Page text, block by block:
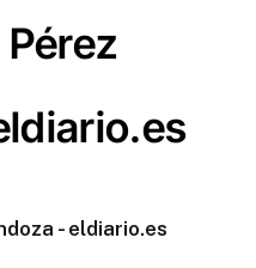
- eldiario.es